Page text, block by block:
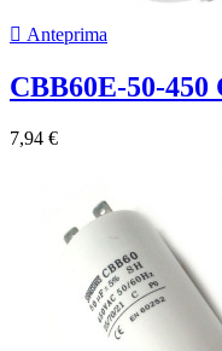
 Anteprima
CBB60E-50-450
7,94 €